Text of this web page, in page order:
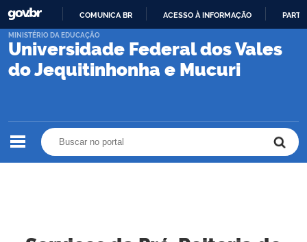
PARA
CONTEÚDO
COMUNICA BR ACESSO À INFORMAÇÃO
Universidade Federal dos Vales
do Jequitinhonha e Mucuri
MINISTÉRIO DA EDUCAÇÃO